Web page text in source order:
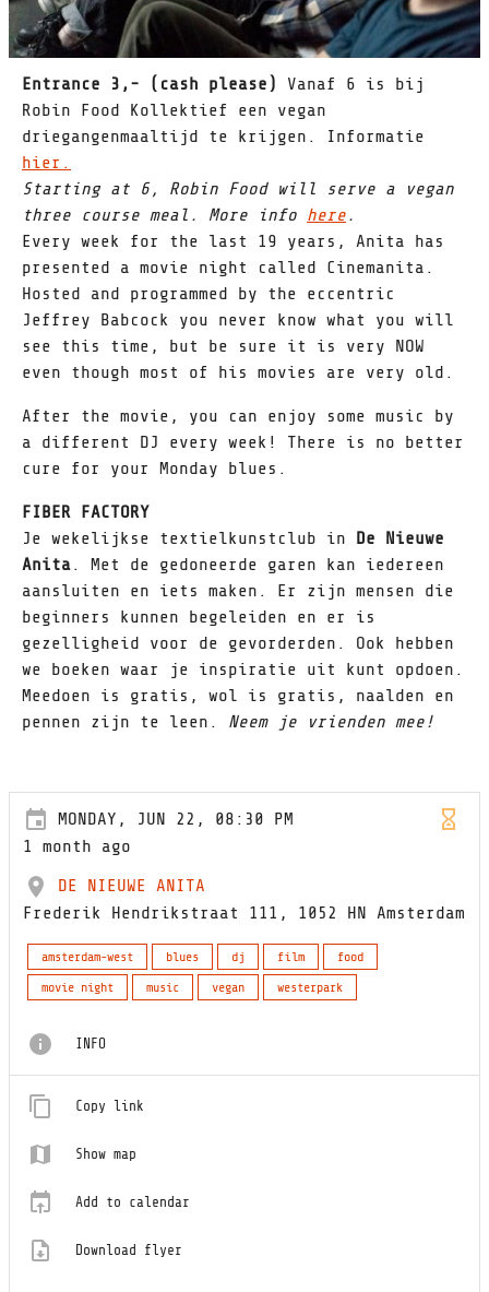
Entrance 3,- (cash please)
Vanaf 6 is bij
Robin Food Kollektief een vegan
driegangenmaaltijd te krijgen. Informatie
hier.
Starting at 6, Robin Food will serve a vegan
three course meal. More info here.
Every week for the last 19 years, Anita has
presented a movie night called Cinemanita.
Hosted and programmed by the eccentric
Jeffrey Babcock you never know what you will
see this time, but be sure it is very NOW
even though most of his movies are very old.
After the movie, you can enjoy some music by
a different DJ every week! There is no better
cure for your Monday blues.
FIBER FACTORY
Je wekelijkse textielkunstclub in De Nieuwe
Anita. Met de gedoneerde garen kan iedereen
aansluiten en iets maken. Er zijn mensen die
beginners kunnen begeleiden en er is
gezelligheid voor de gevorderden. Ook hebben
we boeken waar je inspiratie uit kunt opdoen.
Meedoen is gratis, wol is gratis, naalden en
pennen zijn te leen. Neem je vrienden mee!
MONDAY, JUN 22, 08:30 PM
1 month ago
DE NIEUWE ANITA
Frederik Hendrikstraat 111, 1052 HN Amsterdam
amsterdam-west blues dj film
food
movie night
music vegan westerpark
INFO
Copy link
Show map
Add to calendar
Download flyer